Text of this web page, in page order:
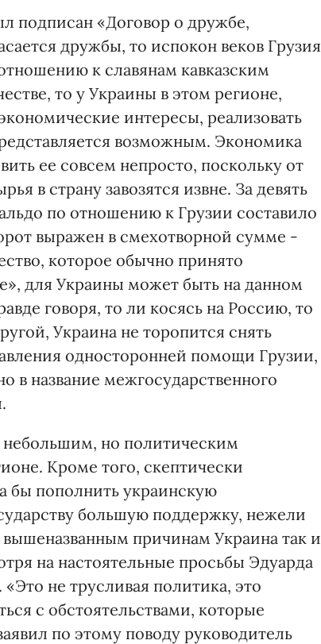
подписан «Договор о дружбе,
дружбы, то испокон веков Грузия
к славянам кавказским
то у Украины в этом регионе,
интересы, реализовать
возможным. Экономика
ее совсем непросто, поскольку от
в страну завозятся извне. За девять
по отношению к Грузии составило
выражен в смехотворной сумме -
которое обычно принято
для Украины может быть на данном
говоря, то ли косясь на Россию, то
Украина не торопится снять
односторонней помощи Грузии,
в название межгосударственного
небольшим, но политическим
Кроме того, скептически
бы пополнить украинскую
большую поддержку, нежели
причинам Украина так и
на настоятельные просьбы Эдуарда
не трусливая политика, это
с обстоятельствами, которые
по этому поводу руководитель